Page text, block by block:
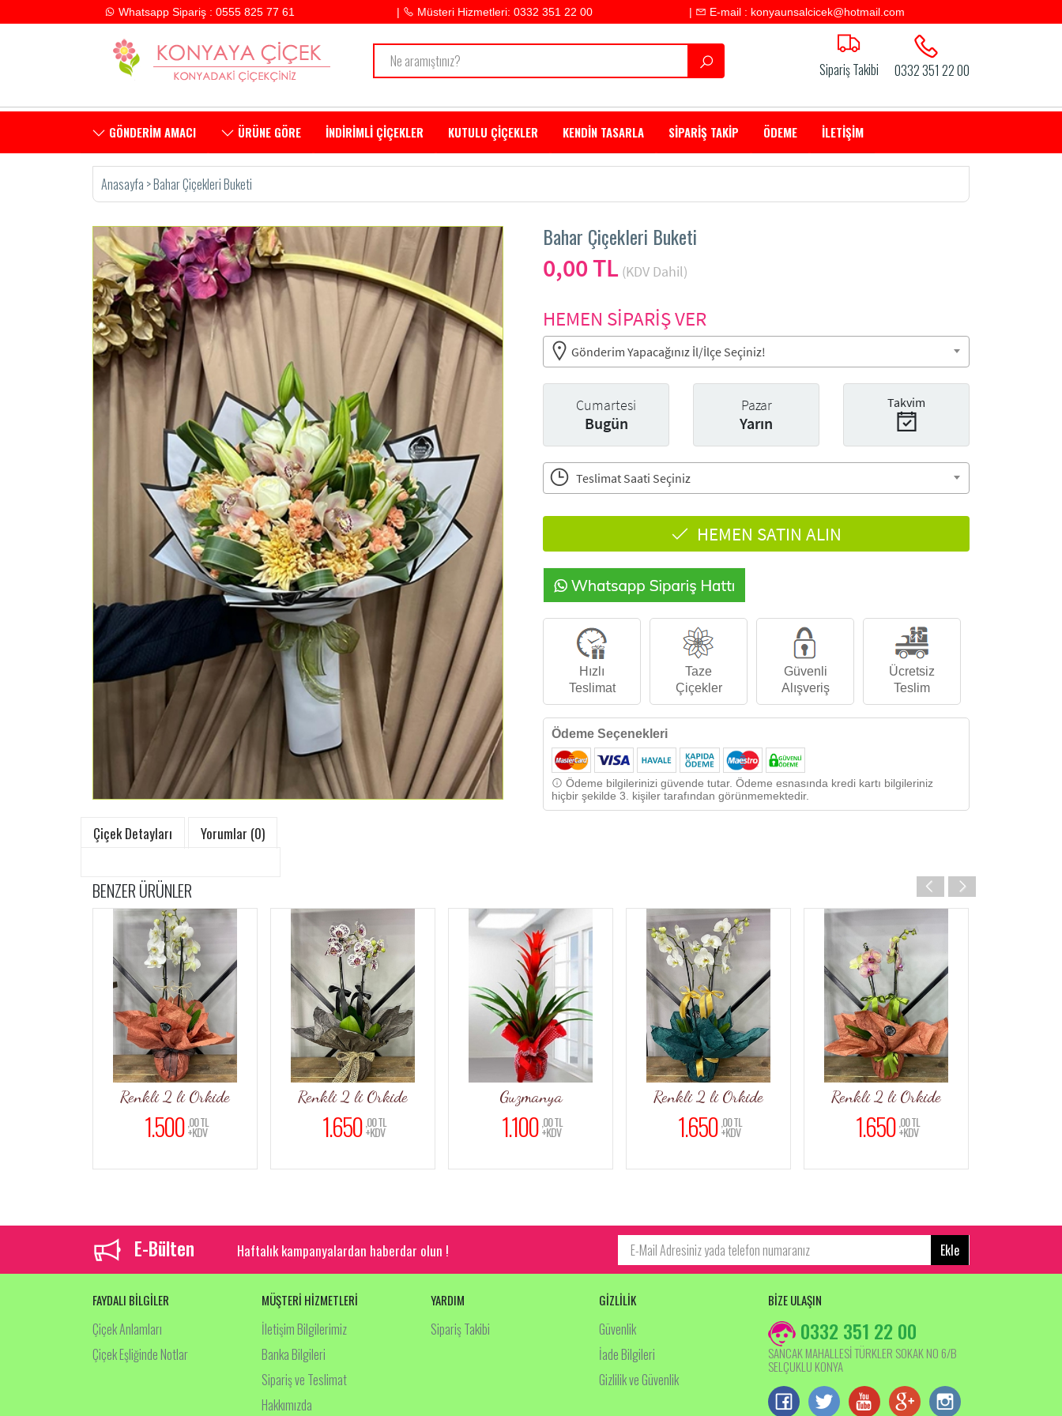
| E-mail : konyaunsalcicek@hotmail.com
| Müsteri Hizmetleri: 0332 351 22 00
Whatsapp Sipariş : 0555 825 77 61
Sipariş Takibi 0332 351 22 00
GÖNDERİM AMACI ÜRÜNE GÖRE İNDİRİMLİ ÇİÇEKLER KUTULU ÇİÇEKLER KENDİN TASARLA SİPARİŞ TAKİP ÖDEME İLETİŞİM
Anasayfa >Bahar Çiçekleri Buketi
Bahar Çiçekleri Buketi
0,00 TL (KDV Dahil)
HEMEN SİPARİŞ VER
Gönderim Yapacağınız İl/İlçe Seçiniz!
Cumartesi
Bugün
Pazar
Yarın
Takvim
Teslimat Saati Seçiniz
HEMEN SATIN ALIN
Hızlı
Teslimat
Taze
Çiçekler
Güvenli
Alışveriş
Ücretsiz
Teslim
Ödeme Seçenekleri
Ödeme bilgilerinizi güvende tutar. Ödeme esnasında kredi kartı bilgileriniz
hiçbir şekilde 3. kişiler tarafından görünmemektedir.
Çiçek Detayları Yorumlar (0)
BENZER ÜRÜNLER
Renkli 2 li Orkide
1.500,00 TL
+KDV
Renkli 2 li Orkide
1.650,00 TL
+KDV
Guzmanya
1.100,00 TL
+KDV
Renkli 2 li Orkide
1.650,00 TL
+KDV
Renkli 2 li Orkide
1.650,00 TL
+KDV
E-Bülten Haftalık kampanyalardan haberdar olun ! Ekle
FAYDALI BİLGİLER
Çiçek Anlamları
Çiçek Eşliğinde Notlar
MÜŞTERİ HİZMETLERİ
İletişim Bilgilerimiz
Banka Bilgileri
Sipariş ve Teslimat
Hakkımızda
YARDIM
Sipariş Takibi
GİZLİLİK
Güvenlik
İade Bilgileri
Gizlilik ve Güvenlik
BİZE ULAŞIN
0332 351 22 00
SANCAK MAHALLESİ TÜRKLER SOKAK NO 6/B
SELÇUKLU KONYA